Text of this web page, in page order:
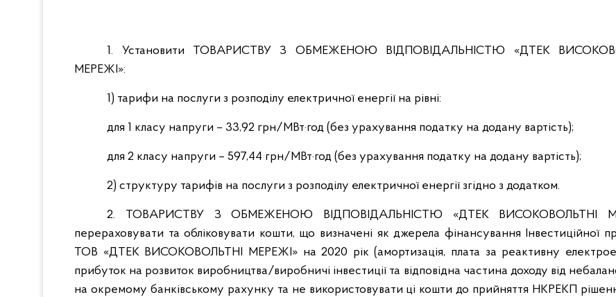
1. Установити ТОВАРИСТВУ З ОБМЕЖЕНОЮ ВІДПОВІДАЛЬНІСТЮ «ДТЕК
МЕРЕЖІ»:
1) тарифи на послуги з розподілу електричної енергії на рівні:
для 1 класу напруги – 33,92 грн/МВт·год (без урахування податку на додану вартість);
для 2 класу напруги – 597,44 грн/МВт·год (без урахування податку на додану вартість);
2) структуру тарифів на послуги з розподілу електричної енергії згідно з додатком.
2. ТОВАРИСТВУ З ОБМЕЖЕНОЮ ВІДПОВІДАЛЬНІСТЮ «ДТЕК ВИСОКОВОЛЬТНІ
перераховувати та обліковувати кошти, що визначені як джерела фінансування Інвестиційної
ТОВ «ДТЕК ВИСОКОВОЛЬТНІ МЕРЕЖІ» на 2020 рік (амортизація, плата за реактивну
прибуток на розвиток виробництва/виробничі інвестиції та відповідна частина доходу від
на окремому банківському рахунку та не використовувати ці кошти до прийняття НКРЕКП